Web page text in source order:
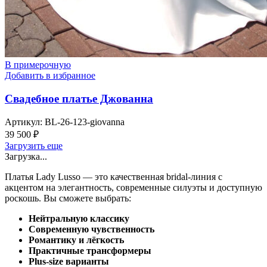
В примерочную
Добавить в избранное
Свадебное платье Джованна
Артикул: BL-26-123-giovanna
39 500 ₽
Загрузить еще
Загрузка...
Платья Lady Lusso — это качественная bridal-линия с
акцентом на элегантность, современные силуэты и доступную
роскошь. Вы сможете выбрать:
Нейтральную классику
Современную чувственность
Романтику и лёгкость
Практичные трансформеры
Plus-size варианты